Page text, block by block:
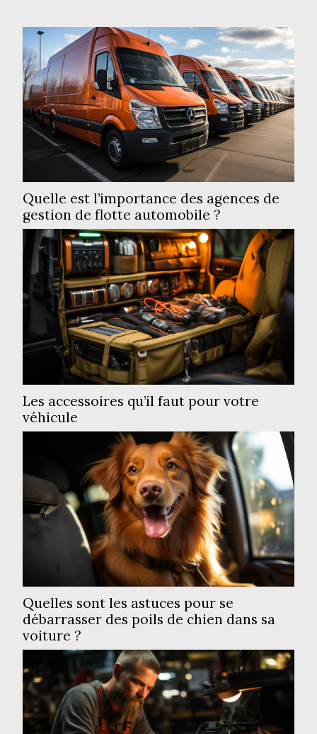
Quelle est l’importance des agences de
gestion de flotte automobile ?
Les accessoires qu’il faut pour votre
véhicule
Quelles sont les astuces pour se
débarrasser des poils de chien dans sa
voiture ?